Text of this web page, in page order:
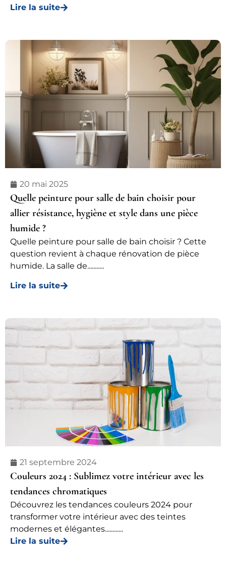
Lire la suite
20 mai 2025
Quelle peinture pour salle de bain choisir pour
allier résistance, hygiène et style dans une pièce
humide ?
Quelle peinture pour salle de bain choisir ? Cette
question revient à chaque rénovation de pièce
humide. La salle de...........
Lire la suite
21 septembre 2024
Couleurs 2024 : Sublimez votre intérieur avec les
tendances chromatiques
Découvrez les tendances couleurs 2024 pour
transformer votre intérieur avec des teintes
modernes et élégantes............
Lire la suite